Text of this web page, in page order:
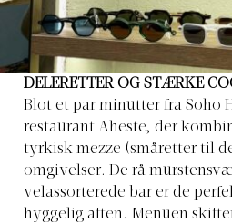
DELERETTER OG STÆRKE
Blot et par minutter fra Soho
restaurant Aheste, der
tyrkisk mezze (småretter til
omgivelser. De rå
velassorterede bar er de
hyggelig aften. Menuen